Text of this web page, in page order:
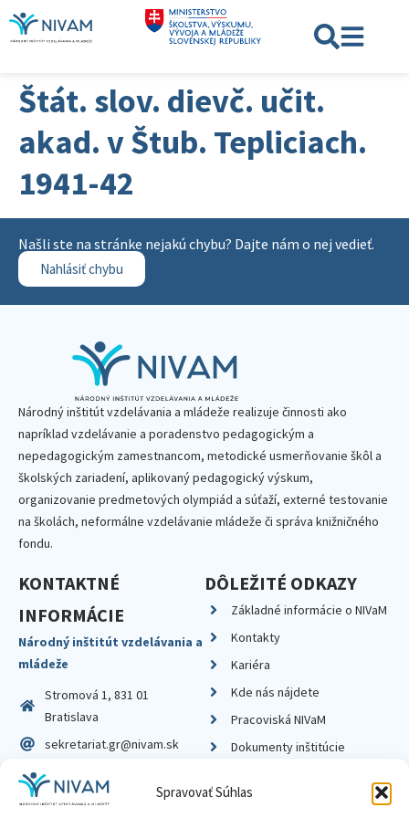
Spravovať Súhlas
Štát. slov. dievč. učit.
akad. v Štub. Tepliciach.
1941-42
Našli ste na stránke nejakú chybu? Dajte nám o nej vedieť.
Nahlásiť chybu
Národný inštitút vzdelávania a mládeže realizuje činnosti ako
napríklad vzdelávanie a poradenstvo pedagogickým a
nepedagogickým zamestnancom, metodické usmerňovanie škôl a
školských zariadení, aplikovaný pedagogický výskum,
organizovanie predmetových olympiád a súťaží, externé testovanie
na školách, neformálne vzdelávanie mládeže či správa knižničného
fondu.
KONTAKTNÉ
INFORMÁCIE
Národný inštitút vzdelávania a
mládeže
Stromová 1, 831 01
Bratislava
sekretariat.gr@nivam.sk
IČO: 00164348
DIČ: 2020798714
DÔLEŽITÉ ODKAZY
Základné informácie o NIVaM
Kontakty
Kariéra
Kde nás nájdete
Pracoviská NIVaM
Dokumenty inštitúcie